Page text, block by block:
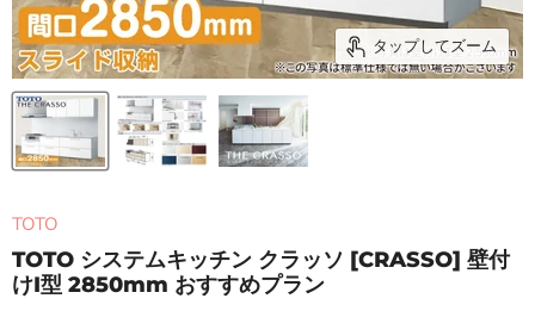
タップしてズーム
TOTO
TOTO システムキッチン クラッソ [CRASSO] 壁付
けI型 2850mm おすすめプラン